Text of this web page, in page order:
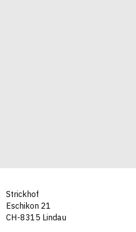
Strickhof
Eschikon 21
CH-8315 Lindau